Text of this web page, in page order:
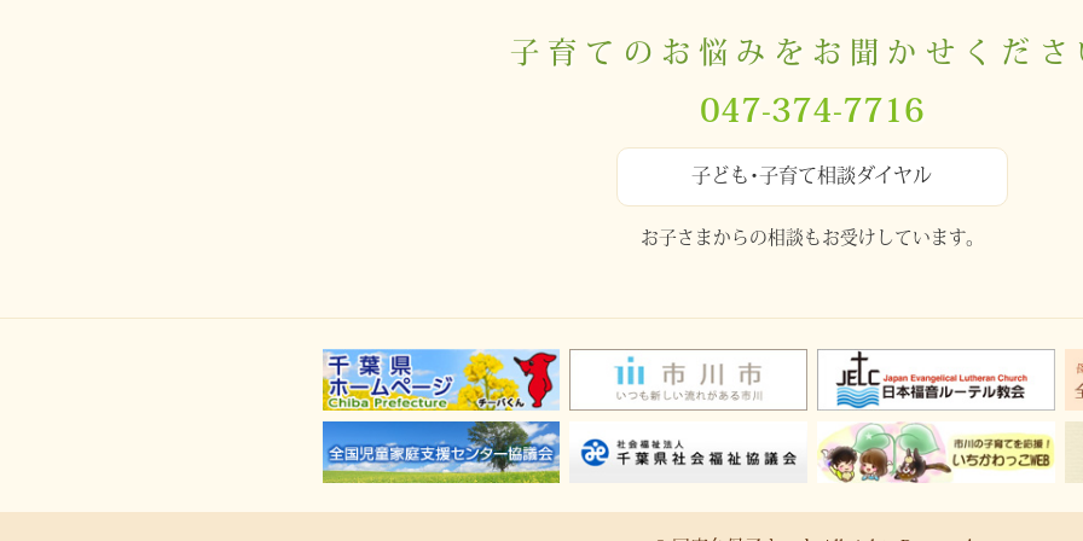
子育てのお悩みをお聞かせくださ
047-374-7716
子ども･子育て相談ダイヤル
お子さまからの相談もお受けしています。